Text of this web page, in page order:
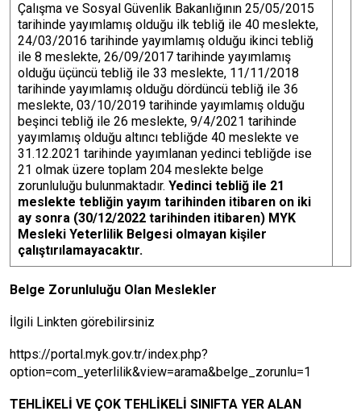
Çalışma ve Sosyal Güvenlik Bakanlığının 25/05/2015
tarihinde yayımlamış olduğu ilk tebliğ ile 40 meslekte,
24/03/2016 tarihinde yayımlamış olduğu ikinci tebliğ
ile 8 meslekte, 26/09/2017 tarihinde yayımlamış
olduğu üçüncü tebliğ ile 33 meslekte, 11/11/2018
tarihinde yayımlamış olduğu dördüncü tebliğ ile 36
meslekte, 03/10/2019 tarihinde yayımlamış olduğu
beşinci tebliğ ile 26 meslekte, 9/4/2021 tarihinde
yayımlamış olduğu altıncı tebliğde 40 meslekte ve
31.12.2021 tarihinde yayımlanan yedinci tebliğde ise
21 olmak üzere toplam 204 meslekte belge
zorunluluğu bulunmaktadır. Yedinci tebliğ ile 21
meslekte tebliğin yayım tarihinden itibaren on iki
ay sonra (30/12/2022 tarihinden itibaren) MYK
Mesleki Yeterlilik Belgesi olmayan kişiler
çalıştırılamayacaktır.
Belge Zorunluluğu Olan Meslekler
İlgili Linkten görebilirsiniz
https://portal.myk.gov.tr/index.php?
option=com_yeterlilik&view=arama&belge_zorunlu=1
TEHLİKELİ VE ÇOK TEHLİKELİ SINIFTA YER ALAN